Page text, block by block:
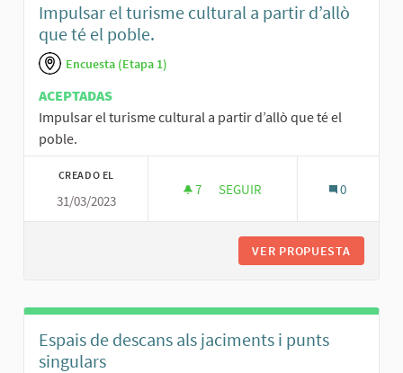
Impulsar el turisme cultural a partir d’allò
que té el poble.
Encuesta (Etapa 1)
ACEPTADAS
Impulsar el turisme cultural a partir d’allò que té el
poble.
CREADO EL
31/03/2023
7 7 SEGUIDORAS
SEGUIR 0
VER PROPUESTA
Espais de descans als jaciments i punts
singulars